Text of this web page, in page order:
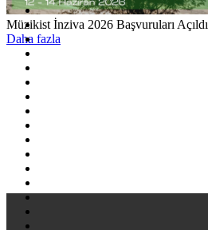
Müzikist İnziva 2026 Başvuruları Açıldı
Daha fazla